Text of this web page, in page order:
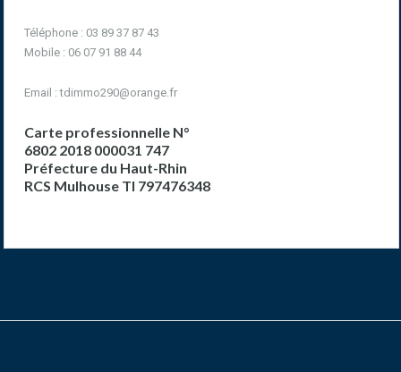
Téléphone : 03 89 37 87 43
Mobile : 06 07 91 88 44
Email :tdimmo290@orange.fr
Carte professionnelle N°
6802 2018 000031 747
Préfecture du Haut-Rhin
RCS Mulhouse TI 797476348